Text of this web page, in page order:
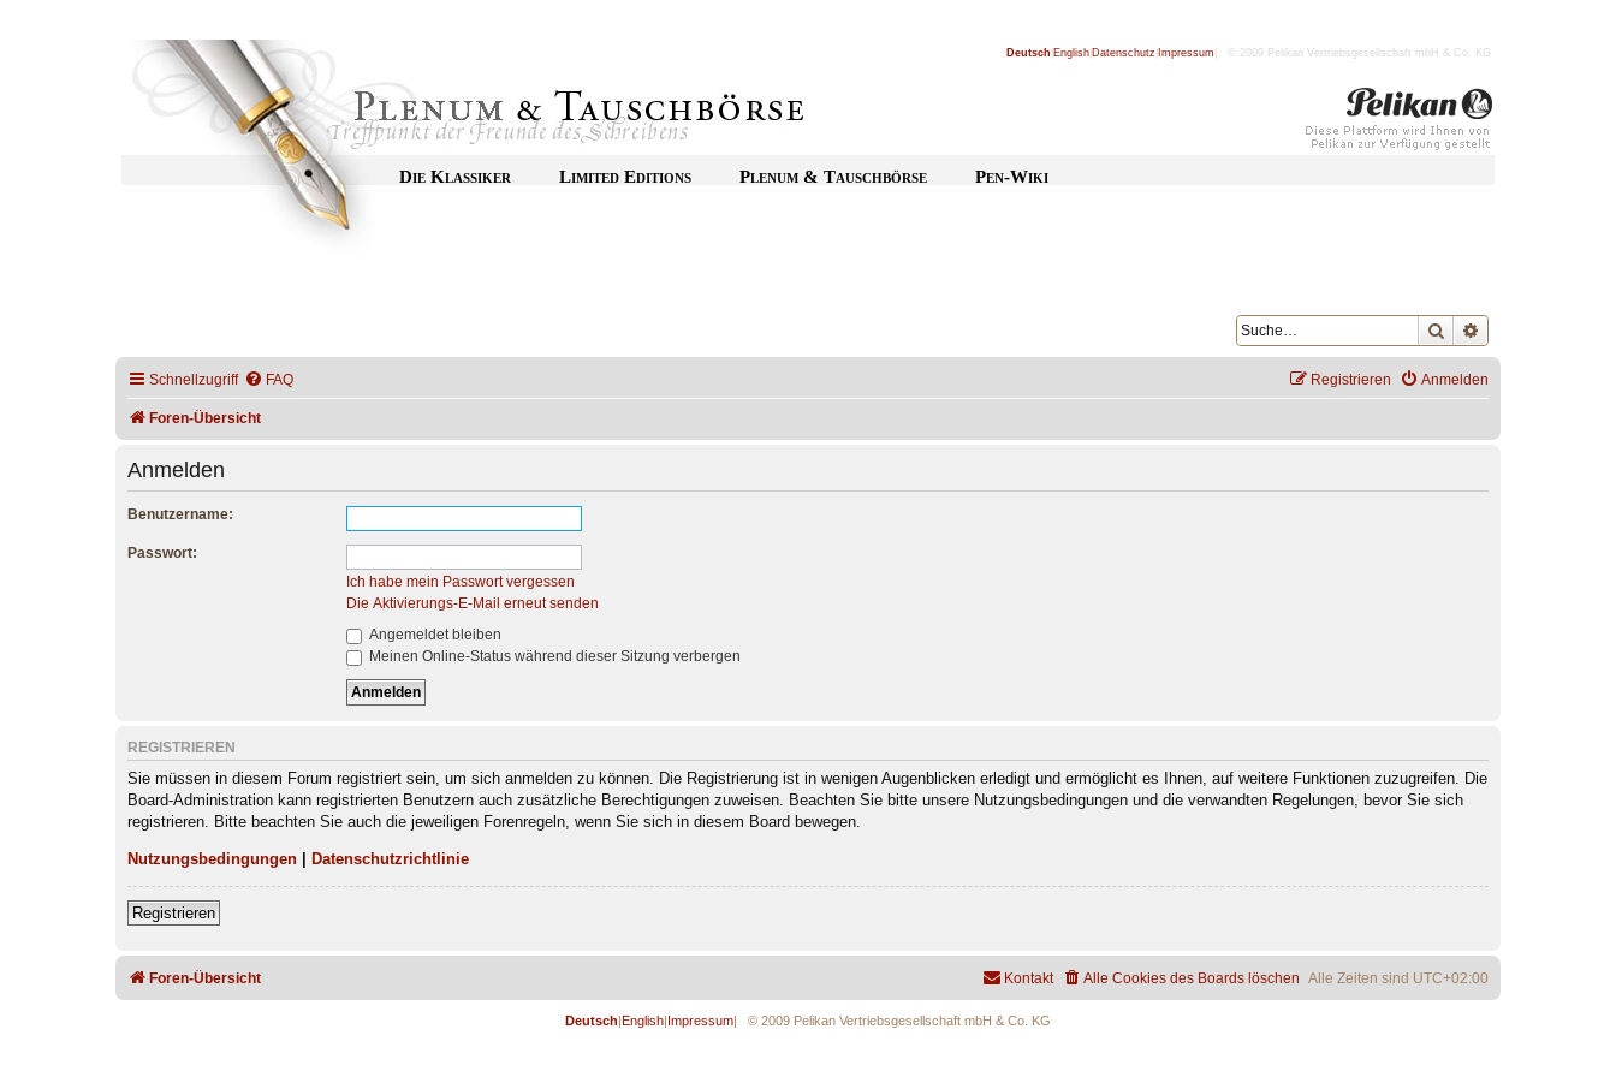
Deutsch English Datenschutz Impressum | © 2009 Pelikan Vertriebsgesellschaft mbH & Co. KG
Die Klassiker Limited Editions Plenum & Tauschbörse Pen-Wiki
Suche
Schnellzugriff FAQ Anmelden
Registrieren
Foren-Übersicht
Anmelden
Benutzername:
Passwort:
Ich habe mein Passwort vergessen
Die Aktivierungs-E-Mail erneut senden
Angemeldet bleiben
Meinen Online-Status während dieser Sitzung verbergen
REGISTRIEREN
Sie müssen in diesem Forum registriert sein, um sich anmelden zu können. Die Registrierung ist in wenigen Augenblicken erledigt und ermöglicht es Ihnen, auf weitere Funktionen zuzugreifen. Die
Board-Administration kann registrierten Benutzern auch zusätzliche Berechtigungen zuweisen. Beachten Sie bitte unsere Nutzungsbedingungen und die verwandten Regelungen, bevor Sie sich
registrieren. Bitte beachten Sie auch die jeweiligen Forenregeln, wenn Sie sich in diesem Board bewegen.
Nutzungsbedingungen Datenschutzrichtlinie
Registrieren
Foren-Übersicht Alle Zeiten sind UTC+02:00
Alle Cookies des Boards löschen
Kontakt
Deutsch English Impressum | © 2009 Pelikan Vertriebsgesellschaft mbH & Co. KG